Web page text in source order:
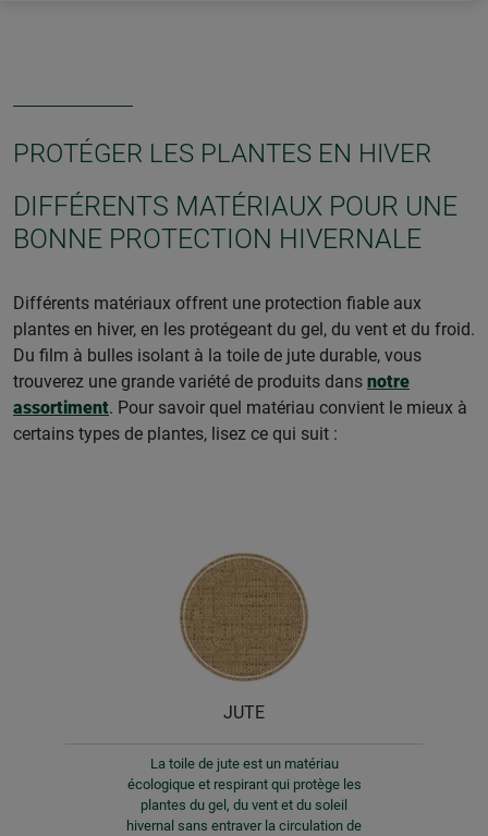
PROTÉGER LES PLANTES EN HIVER
DIFFÉRENTS MATÉRIAUX POUR UNE
BONNE PROTECTION HIVERNALE
Différents matériaux offrent une protection fiable aux
plantes en hiver, en les protégeant du gel, du vent et du froid.
Du film à bulles isolant à la toile de jute durable, vous
trouverez une grande variété de produits dans notre
assortiment. Pour savoir quel matériau convient le mieux à
certains types de plantes, lisez ce qui suit :
JUTE
La toile de jute est un matériau
écologique et respirant qui protège les
plantes du gel, du vent et du soleil
hivernal sans entraver la circulation de